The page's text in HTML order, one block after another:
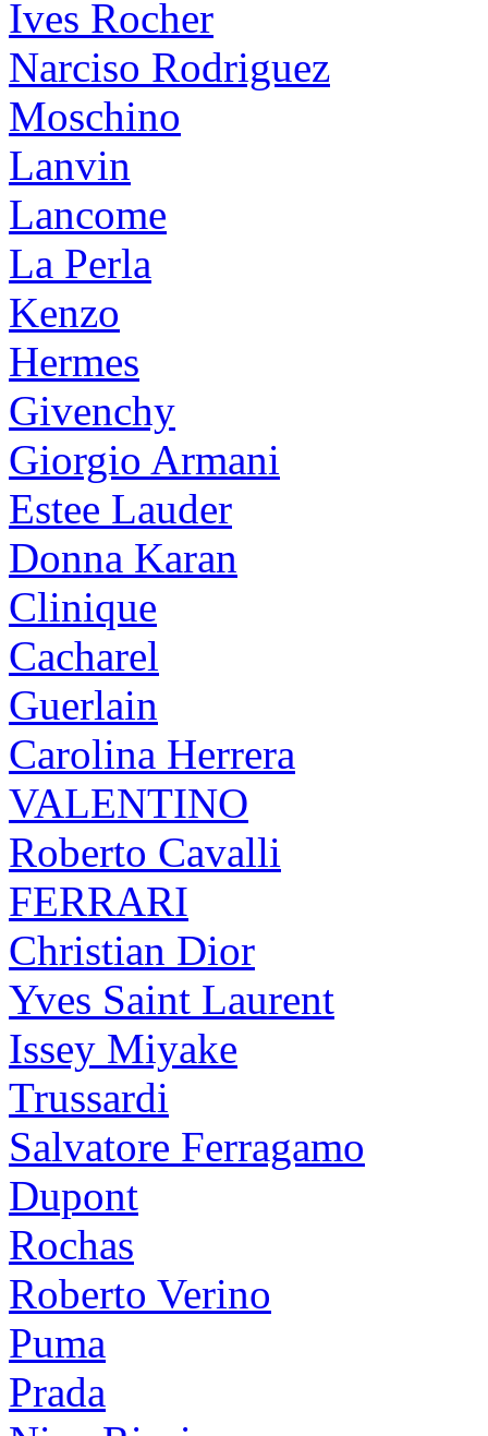
Ives Rocher
Narciso Rodriguez
Moschino
Lanvin
Lancome
La Perla
Kenzo
Hermes
Givenchy
Giorgio Armani
Estee Lauder
Donna Karan
Clinique
Cacharel
Guerlain
Carolina Herrera
VALENTINO
Roberto Cavalli
FERRARI
Christian Dior
Yves Saint Laurent
Issey Miyake
Trussardi
Salvatore Ferragamo
Dupont
Rochas
Roberto Verino
Puma
Prada